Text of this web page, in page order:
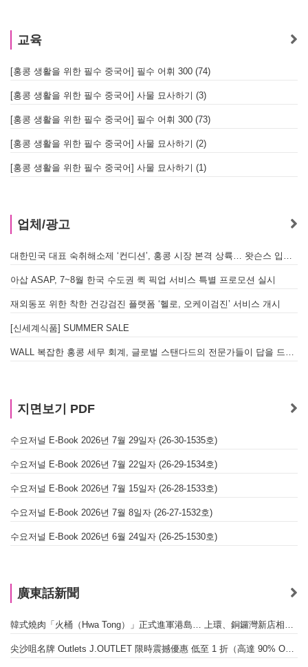
교육
[홍콩 생활을 위한 필수 중국어] 필수 어휘 300 (74)
[홍콩 생활을 위한 필수 중국어] 사물 묘사하기 (3)
[홍콩 생활을 위한 필수 중국어] 필수 어휘 300 (73)
[홍콩 생활을 위한 필수 중국어] 사물 묘사하기 (2)
[홍콩 생활을 위한 필수 중국어] 사물 묘사하기 (1)
업체/광고
대한민국 대표 숙취해소제 ‘컨디션’, 홍콩 시장 본격 상륙… 왓슨스 입점 기념 할인 행사 진행
아삽 ASAP, 7~8월 한국 수도권 퀵 픽업 서비스 특별 프로모션 실시
재외동포 위한 착한 건강검진 플랫폼 ‘헬로, 오케이검진’ 서비스 개시
[신세계식품] SUMMER SALE
WALL 복잡한 홍콩 세무 회계, 글로벌 스탠다드의 전문가들이 답을 드립니다! - 법인설립, 회계, 감사
지면보기 PDF
수요저널 E-Book 2026년 7월 29일자 (26-30-1535호)
수요저널 E-Book 2026년 7월 22일자 (26-29-1534호)
수요저널 E-Book 2026년 7월 15일자 (26-28-1533호)
수요저널 E-Book 2026년 7월 8일자 (26-27-1532호)
수요저널 E-Book 2026년 6월 24일자 (26-25-1530호)
廣東話新聞
韓式燒肉「火桶（Hwa Tong）」正式進軍港島… 上環、銅鑼灣新店相繼開幕
尖沙咀名牌 Outlets J.OUTLET 限時震撼優惠 低至 1 折（高達 90% OFF）